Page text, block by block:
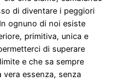
di diventare i peggiori
ognuno di noi esiste
primitiva, unica e
di superare
e che sa sempre
essenza, senza